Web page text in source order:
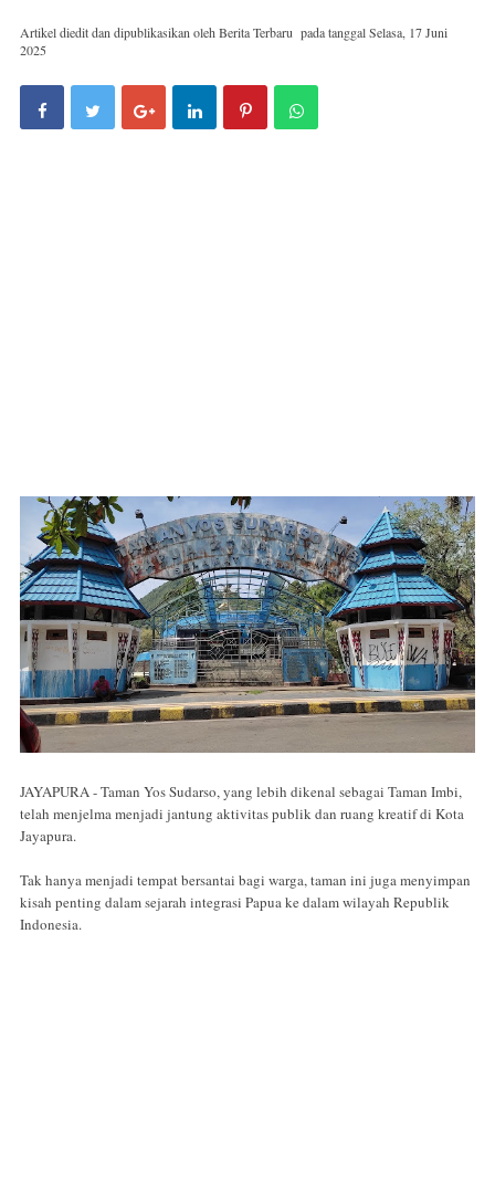
Artikel diedit dan dipublikasikan oleh Berita Terbaru pada tanggalSelasa, 17 Juni
2025
JAYAPURA - Taman Yos Sudarso, yang lebih dikenal sebagai Taman Imbi,
telah menjelma menjadi jantung aktivitas publik dan ruang kreatif di Kota
Jayapura.
Tak hanya menjadi tempat bersantai bagi warga, taman ini juga menyimpan
kisah penting dalam sejarah integrasi Papua ke dalam wilayah Republik
Indonesia.